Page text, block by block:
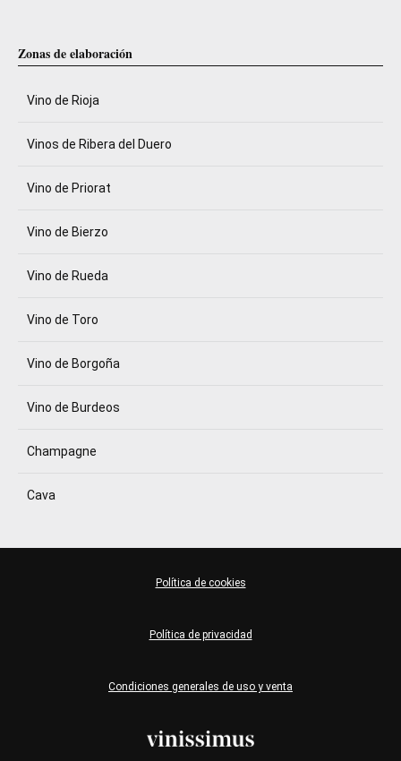
Zonas de elaboración
Vino de Rioja
Vinos de Ribera del Duero
Vino de Priorat
Vino de Bierzo
Vino de Rueda
Vino de Toro
Vino de Borgoña
Vino de Burdeos
Champagne
Cava
Condiciones generales de uso y venta
Política de privacidad
Política de cookies